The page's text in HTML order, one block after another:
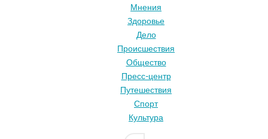
Мнения
Здоровье
Дело
Происшествия
Общество
Пресс-центр
Путешествия
Спорт
Культура